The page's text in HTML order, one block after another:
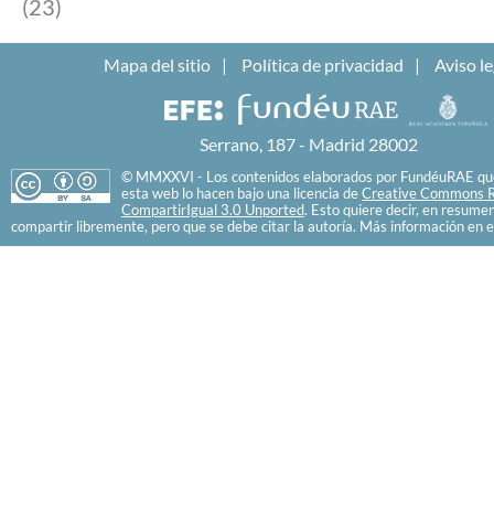
(23)
Mapa del sitio Política de privacidad Aviso
Serrano, 187 - Madrid 28002
© MMXXVI - Los contenidos elaborados por FundéuRAE
esta web lo hacen bajo una licencia de Creative Commons
CompartirIgual 3.0 Unported. Esto quiere decir, en
compartir libremente, pero que se debe citar la autoría. Más información en